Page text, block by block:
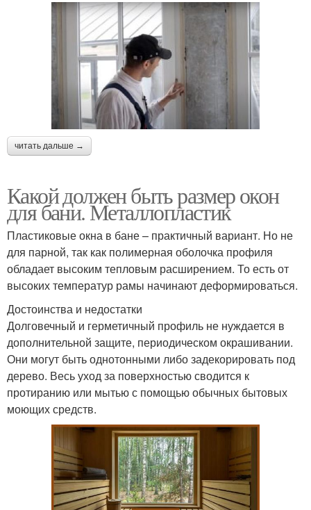
читать дальше →
Какой должен быть размер окон
для бани. Металлопластик
Пластиковые окна в бане – практичный вариант. Но не
для парной, так как полимерная оболочка профиля
обладает высоким тепловым расширением. То есть от
высоких температур рамы начинают деформироваться.
Достоинства и недостатки
Долговечный и герметичный профиль не нуждается в
дополнительной защите, периодическом окрашивании.
Они могут быть однотонными либо задекорировать под
дерево. Весь уход за поверхностью сводится к
протиранию или мытью с помощью обычных бытовых
моющих средств.